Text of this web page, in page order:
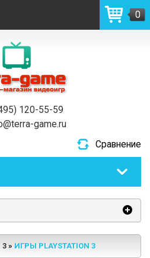
120-55-59
game.ru
0
Сравнение
3 ИГРЫ PLAYSTATION 3